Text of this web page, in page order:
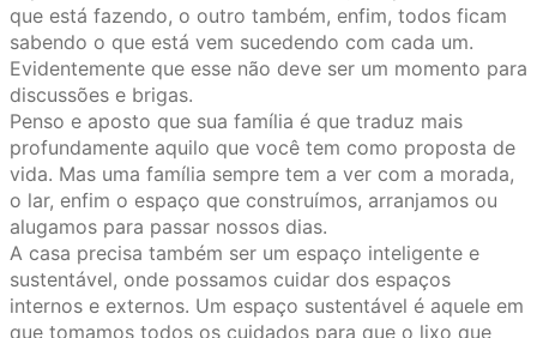
que está fazendo, o outro também, enfim, todos ficam
sabendo o que está vem sucedendo com cada um.
Evidentemente que esse não deve ser um momento para
discussões e brigas.
Penso e aposto que sua família é que traduz mais
profundamente aquilo que você tem como proposta de
vida. Mas uma família sempre tem a ver com a morada,
o lar, enfim o espaço que construímos, arranjamos ou
alugamos para passar nossos dias.
A casa precisa também ser um espaço inteligente e
sustentável, onde possamos cuidar dos espaços
internos e externos. Um espaço sustentável é aquele em
que tomamos todos os cuidados para que o lixo que